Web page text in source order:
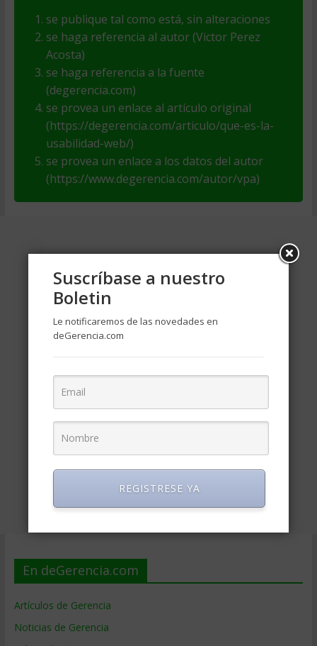
se publique tal como está, sin alteraciones
se haga referencia al autor (Victor Perez
Acosta)
se haga referencia a la fuente
(degerencia.com)
se provea un enlace al artículo original
(https://degerencia.com/articulo/que-es-la-
usabilidad-web/)
se provea un enlace a los datos del autor
(https://www.degerencia.com/autor/vpa)
En deGerencia.com
Artículos de Gerencia
Noticias de Gerencia
Suscríbase a nuestro
Boletin
Le notificaremos de las novedades en
deGerencia.com
REGISTRESE YA